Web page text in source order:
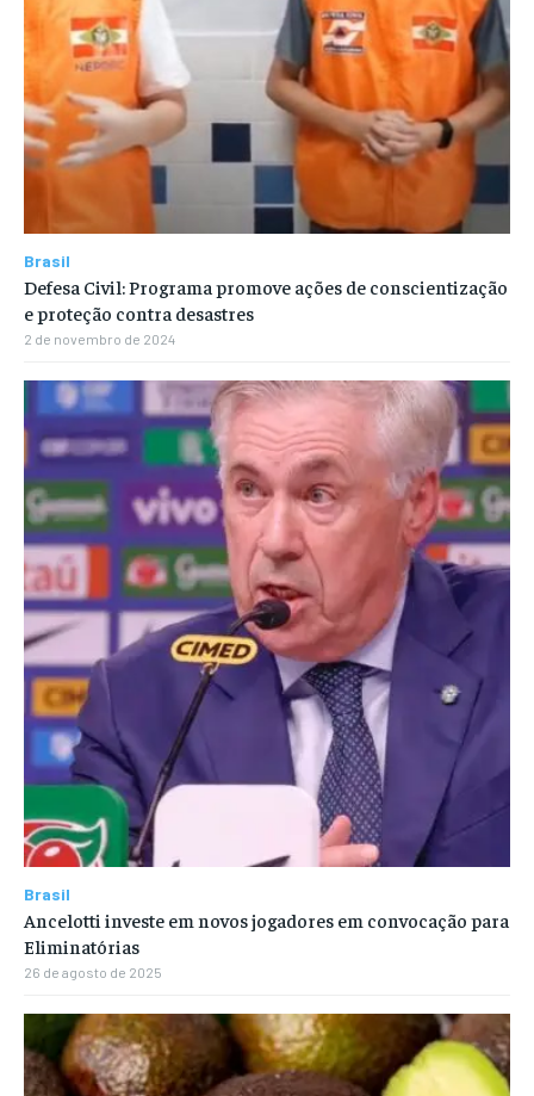
Brasil
Defesa Civil: Programa promove ações de conscientização
e proteção contra desastres
2 de novembro de 2024
Brasil
Ancelotti investe em novos jogadores em convocação para
Eliminatórias
26 de agosto de 2025